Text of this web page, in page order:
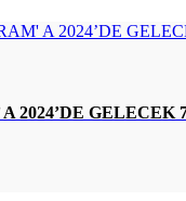
2024’DE